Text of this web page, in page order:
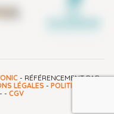
- RÉFÉRENCEMENT PAR
LÉGALES - POLITIQUE DE
- - CGV